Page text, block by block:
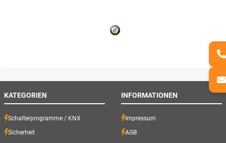
KATEGORIEN
Schalterprogramme / KNX
Sicherheit
INFORMATIONEN
Impressum
AGB